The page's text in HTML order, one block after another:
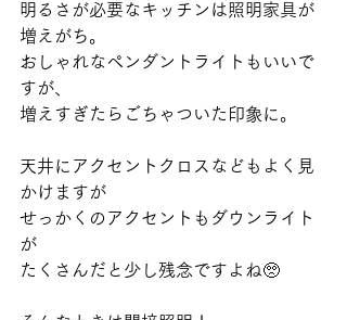
明るさが必要なキッチンは照明家具が
増えがち。
おしゃれなペンダントライトもいいで
すが、
増えすぎたらごちゃついた印象に。
天井にアクセントクロスなどもよく見
かけますが
せっかくのアクセントもダウンライト
が
たくさんだと少し残念ですよね🥺